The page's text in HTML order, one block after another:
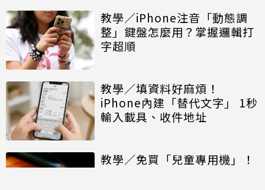
教學／iPhone注音「動態調
整」鍵盤怎麼用？掌握邏輯打
字超順
教學／填資料好麻煩！
iPhone內建「替代文字」 1秒
輸入載具、收件地址
教學／免買「兒童專用機」！